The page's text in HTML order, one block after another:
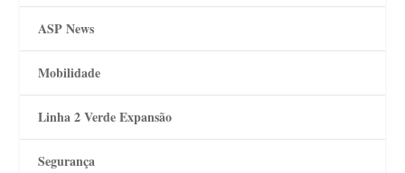
ASP News
Mobilidade
Linha 2 Verde Expansão
Segurança